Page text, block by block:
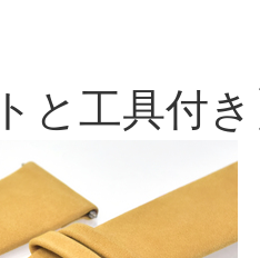
と工具付